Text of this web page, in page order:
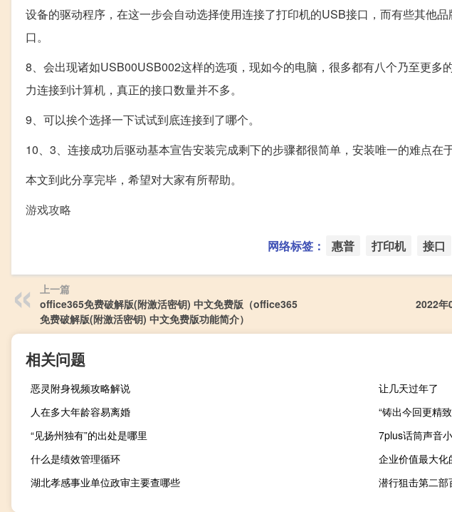
设备的驱动程序，在这一步会自动选择使用连接了打印机的USB接口，而有些其他
口。
8、会出现诸如USB00USB002这样的选项，现如今的电脑，很多都有八个乃至更多
力连接到计算机，真正的接口数量并不多。
9、可以挨个选择一下试试到底连接到了哪个。
10、3、连接成功后驱动基本宣告安装完成剩下的步骤都很简单，安装唯一的难点在
本文到此分享完毕，希望对大家有所帮助。
游戏攻略
网络标签： 惠普 打印机 接口
上一篇
office365免费破解版(附激活密钥) 中文免费版（office365
免费破解版(附激活密钥) 中文免费版功能简介）
2022年
相关问题
恶灵附身视频攻略解说
让几天过年了
人在多大年龄容易离婚
“铸出今回更精
“见扬州独有”的出处是哪里
7plus话筒声音小
什么是绩效管理循环
企业价值最大化
湖北孝感事业单位政审主要查哪些
潜行狙击第二部